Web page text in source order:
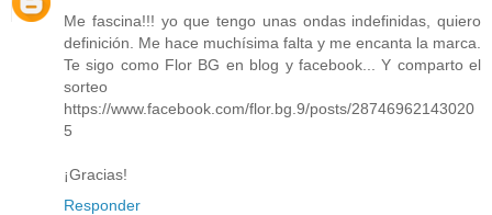
Me fascina!!! yo que tengo unas ondas indefinidas, quiero
definición. Me hace muchísima falta y me encanta la marca.
Te sigo como Flor BG en blog y facebook... Y comparto el
sorteo
https://www.facebook.com/flor.bg.9/posts/28746962143020
5
¡Gracias!
Responder